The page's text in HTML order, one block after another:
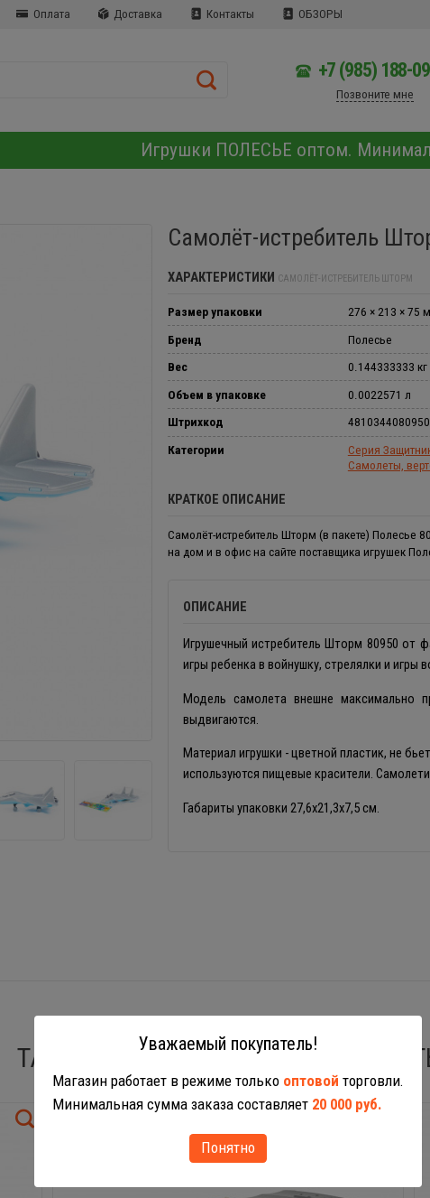
Оплата Доставка Контакты ОБЗОРЫ
+7 (985) 188-
Позвоните мне
Игрушки ПОЛЕСЬЕ оптом.
Самолёт-истребитель
ХАРАКТЕРИСТИКИ САМОЛЁТ-ИСТРЕБИТЕЛЬ ШТОРМ
Размер упаковки
276 × 213 × 75
Бренд
Полесье
Вес
0.144333333 кг
Объем в упаковке
0.0022571 л
Штрихкод
4810344080950
Категории
Серия
Самолеты,
КРАТКОЕ ОПИСАНИЕ
Самолёт-истребитель Шторм (в пакете) Полесье
на дом и в офис на сайте поставщика игрушек
ОПИСАНИЕ
Игрушечный истребитель Шторм 80950 от
игры ребенка в войнушку, стрелялки и игры
Модель самолета внешне максимально
выдвигаются.
Материал игрушки - цветной пластик, не
используются пищевые красители.
Габариты упаковки 27,6х21,3х7,5 см.
ТАКЖЕ ВАС МОГУТУважаемый покупатель!
Магазин работает в режиме только оптовой торговли.
Минимальная сумма заказа составляет 20 000 руб.
Понятно